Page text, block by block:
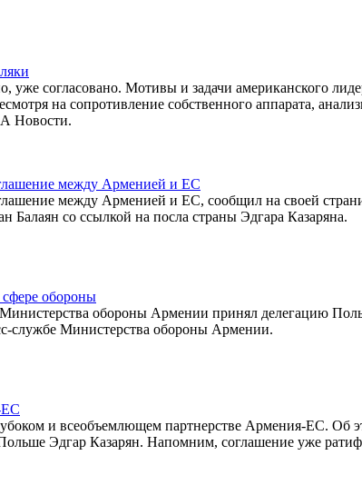
согласовано. Мотивы и задачи американского
на сопротивление собственного аппарата,
Новости.
между Арменией и ЕС
между Арменией и ЕС, сообщил на своей
со ссылкой на посла страны Эдгара Казаряна.
обороны
обороны Армении принял делегацию
службе Министерства обороны Армении.
ЕС
и всеобъемлющем партнерстве Армения-ЕС. Об
Эдгар Казарян. Напомним, соглашение уже